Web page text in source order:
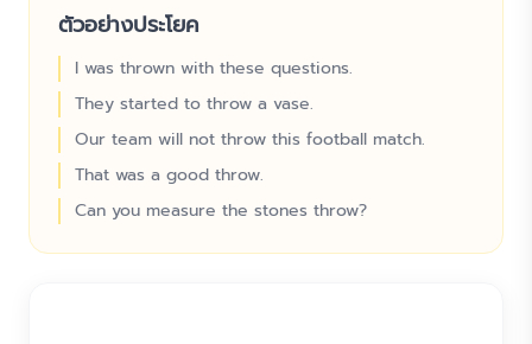
ตัวอย่างประโยค
I was thrown with these questions.
They started to throw a vase.
Our team will not throw this football match.
That was a good throw.
Can you measure the stones throw?